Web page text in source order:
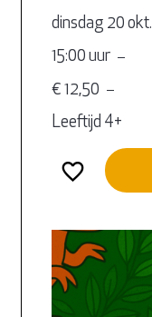
dinsdag 20 okt.
15:00 uur
€ 12,50
Leeftijd 4+